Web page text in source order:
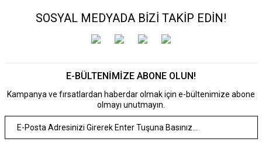
SOSYAL MEDYADA BİZİ TAKİP EDİN!
E-BÜLTENİMİZE ABONE OLUN!
Kampanya ve fırsatlardan haberdar olmak için e-bültenimize abone
olmayı unutmayın.